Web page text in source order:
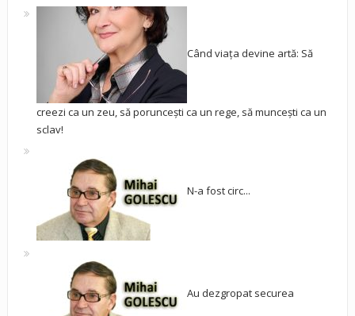
Când viața devine artă: Să
creezi ca un zeu, să poruncești ca un rege, să muncești ca un
sclav!
N-a fost circ...
Au dezgropat securea